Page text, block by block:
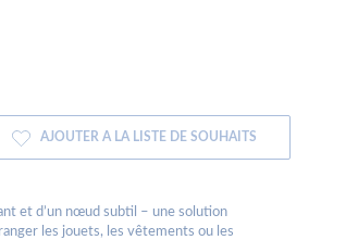
AJOUTER A LA LISTE DE SOUHAITS
et d’un nœud subtil – une solution
les jouets, les vêtements ou les